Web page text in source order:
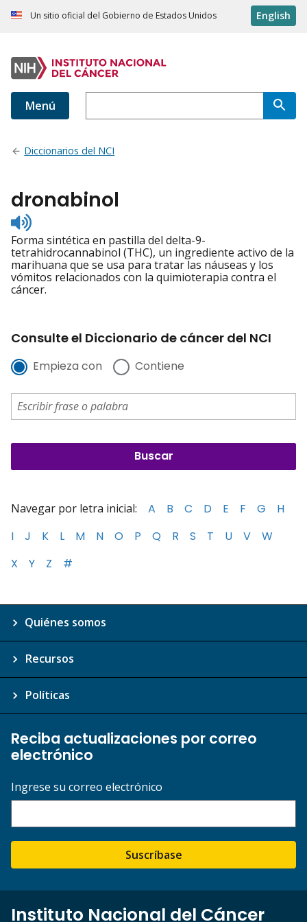
Un sitio oficial del Gobierno de Estados Unidos English
Menú
Diccionarios del NCI
dronabinol
Listen
to
pronunciation
Forma sintética en pastilla del delta-9-
tetrahidrocannabinol (THC), un ingrediente activo de la
marihuana que se usa para tratar las náuseas y los
vómitos relacionados con la quimioterapia contra el
cáncer.
Consulte el Diccionario de cáncer del NCI
Empieza con Contiene
Navegar por letra inicial: A B C D E F G
H
I
J K L M N O P Q R S T U V
W
X
Y Z #
Quiénes somos
Recursos
Políticas
Reciba actualizaciones por correo
electrónico
Ingrese su correo electrónico
Suscríbase
Instituto Nacional del Cáncer